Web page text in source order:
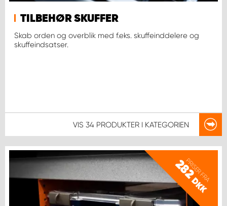
TILBEHØR SKUFFER
Skab orden og overblik med f.eks. skuffeinddelere og
skuffeindsatser.
VIS 34 PRODUKTER I KATEGORIEN
PRISER FRA
282
DKK